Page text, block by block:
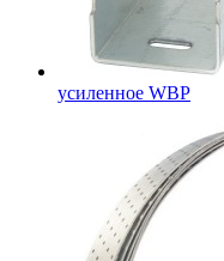
усиленное WBР